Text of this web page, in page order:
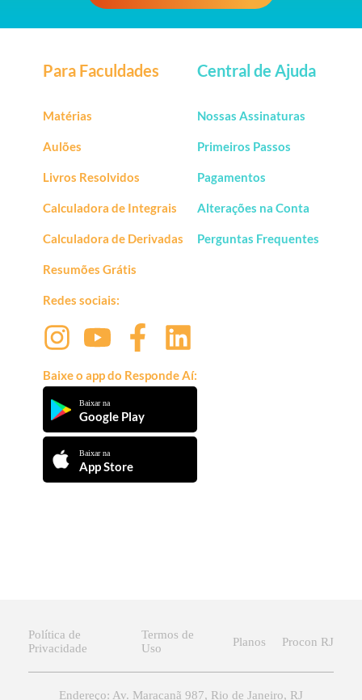
Para Faculdades
Matérias
Aulões
Livros Resolvidos
Calculadora de Integrais
Calculadora de Derivadas
Resumões Grátis
Redes sociais:
Baixe o app do Responde Aí:
Baixar na
Google Play
Baixar na
App Store
Central de Ajuda
Nossas Assinaturas
Primeiros Passos
Pagamentos
Alterações na Conta
Perguntas Frequentes
Política de
Privacidade
Termos de
Uso
Planos Procon RJ
Endereço: Av. Maracanã 987, Rio de Janeiro, RJ